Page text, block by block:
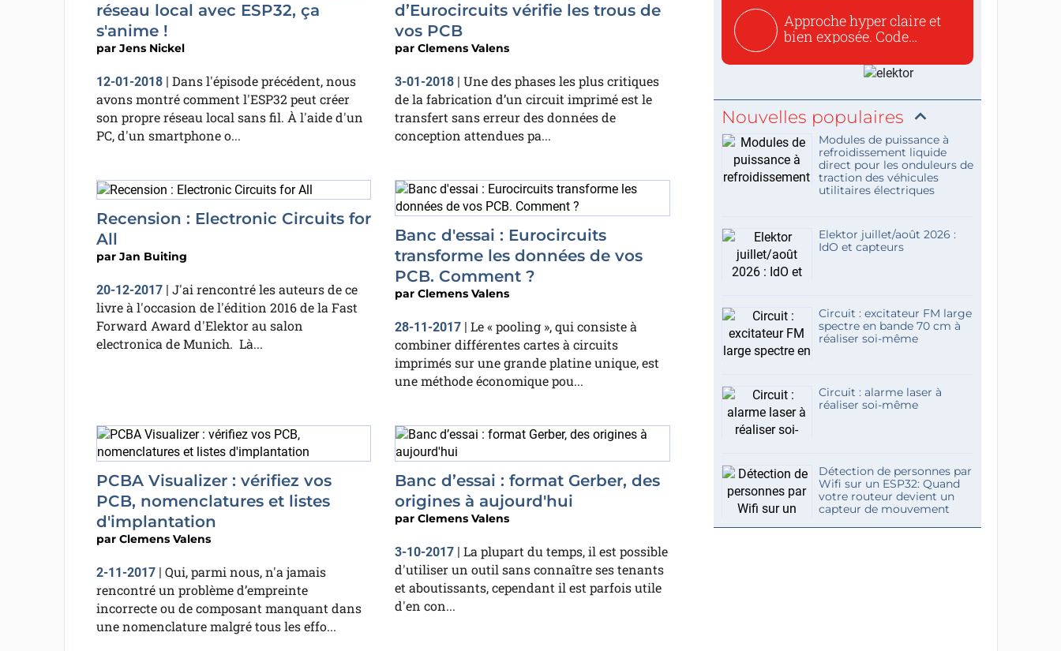
réseau local avec ESP32, ça
s'anime !
par Jens Nickel
12-01-2018| Dans l'épisode précédent, nous
avons montré comment l'ESP32 peut créer
son propre réseau local sans fil. À l'aide d'un
PC, d'un smartphone o...
d’Eurocircuits vérifie les trous de
vos PCB
par Clemens Valens
3-01-2018 | Une des phases les plus critiques
de la fabrication d’un circuit imprimé est le
transfert sans erreur des données de
conception attendues pa...
Recension : Electronic Circuits for
All
par Jan Buiting
20-12-2017| J'ai rencontré les auteurs de ce
livre à l'occasion de l'édition 2016 de la Fast
Forward Award d'Elektor au salon
electronica de Munich. Là...
Banc d'essai : Eurocircuits
transforme les données de vos
PCB. Comment ?
par Clemens Valens
28-11-2017 | Le « pooling », qui consiste à
combiner différentes cartes à circuits
imprimés sur une grande platine unique, est
une méthode économique pou...
PCBA Visualizer : vérifiez vos
PCB, nomenclatures et listes
d'implantation
par Clemens Valens
2-11-2017| Qui, parmi nous, n'a jamais
rencontré un problème d’empreinte
incorrecte ou de composant manquant dans
une nomenclature malgré tous les effo...
Banc d’essai : format Gerber, des
origines à aujourd'hui
par Clemens Valens
3-10-2017 | La plupart du temps, il est possible
d'utiliser un outil sans connaître ses tenants
et aboutissants, cependant il est parfois utile
d'en con...
Approche hyper claire et
bien exposée. Code
Nouvelles populaires
Modules de puissance à
refroidissement liquide
direct pour les onduleurs de
traction des véhicules
utilitaires électriques
Elektor juillet/août 2026 :
IdO et capteurs
Circuit : excitateur FM large
spectre en bande 70 cm à
réaliser soi-même
Circuit : alarme laser à
réaliser soi-même
Détection de personnes par
Wifi sur un ESP32: Quand
votre routeur devient un
capteur de mouvement